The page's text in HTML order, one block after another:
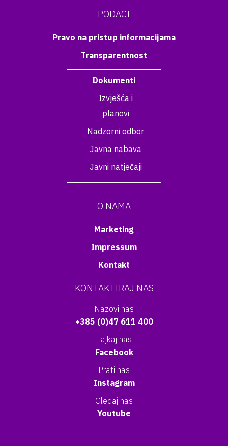
PODACI
Pravo na pristup informacijama
Transparentnost
Dokumenti
Izvješća i
planovi
Nadzorni odbor
Javna nabava
Javni natječaji
O NAMA
Marketing
Impressum
Kontakt
KONTAKTIRAJ NAS
Nazovi nas
+385 (0)47 611 400
Lajkaj nas
Facebook
Prati nas
Instagram
Gledaj nas
Youtube